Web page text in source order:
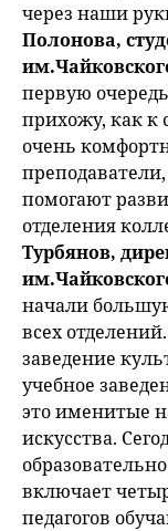
через наши
Полонова,
первую
прихожу, как к
очень
помогают
отделения
Турбянов,
начали
всех
заведение
учебное
это именитые
искусства.
включает
педагогов